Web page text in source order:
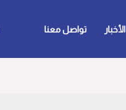
الأخبار تواصل معنا